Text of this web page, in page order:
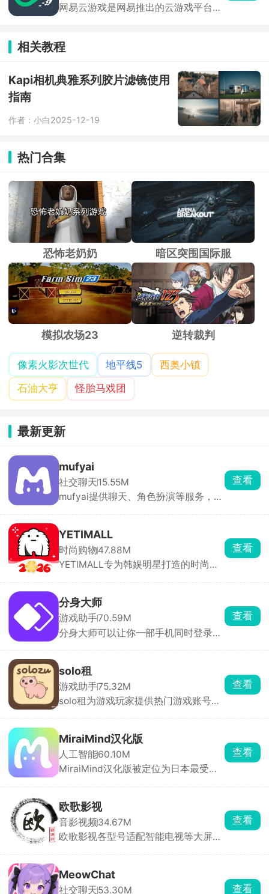
3A 手游。每款游戏自带论坛，支持图
约未上线游戏，开测/发版自动推送，
收藏列表云同步，换机不丢。
网易云游戏是网易推出的云游戏平台，
行，支持一键启动海量正版游戏，涵盖
手游、端游及3A大作。并提供高度自由
惯。支持手柄外设，提升游戏操控体
验。新用户注册后享3天不限时畅玩，
之后每日登录可获40分钟免费时长。通
过签到、抽奖、看广告等方式可额外领
取时长。
相关教程
Kapi相机典雅系列胶片滤镜使用
指南
作者：小白2025-12-19
热门合集
恐怖老奶奶 暗区突围国际服
模拟农场23 逆转裁判
像素火影次世代 地平线5
西奥小镇
石油大亨
怪胎马戏团
最新更新
mufyai
社交聊天15.55M
mufyai提供聊天、角色扮演等服务，在
粮，猫罐头，鱼缸都是等价货币，可以
用于创建角色和剧本等，在mufyai中你
就是主角，人人都是创作者，构筑出了
一个完全沉浸式的虚拟交互天地，与众
查看
YETIMALL
时尚购物47.88M
YETIMALL专为韩娱明星打造的时尚周
周边产品，全平台有保障，商品类别分
类详细，能够购买到心仪的物品，多件
商品一起购买还有优惠哟，更有独特的
签名礼物免费送，一键下单，48小时内
查看
分身大师
游戏助手70.59M
分身大师可以让你一部手机同时登录多
时在线。分身运行稳定，消息接收及
时，官方强调比市面上其他双开软件更
安全。
查看
solo租
游戏助手75.32M
solo租为游戏玩家提供热门游戏账号的
高端账号的需求。支持按小时、按天等
多种租赁模式，用户可根据需求选择短
时租赁或长期租赁，降低体验成本。每
笔订单都有平台担保，租前账号状态透
查看
MiraiMind汉化版
人工智能60.10M
MiraiMind汉化版被定位为日本最受欢
多种不同性格的AI角色可供自由选择，
无论高冷、热情还是温柔，每一位都拥
有独立的背景故事与独特人格。玩家还
可亲手创造专属虚拟角色，自由设定外
查看
欧歌影视
音影视频34.67M
欧歌影视各型号适配智能电视等大屏设
迅速。支持高清播放与精准搜索，智能
推荐功能可依据观看历史推送个性化内
查看
MeowChat
社交聊天53.30M 查看